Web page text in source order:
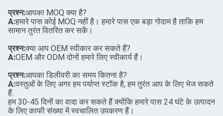
प्रश्न:आपका MOQ क्या है?
A:हमारे पास कोई MOQ नहीं है। हमारे पास एक बड़ा गोदाम है ताकि हम
सामान तुरंत वितरित कर सकें।
प्रश्न:क्या आप OEM स्वीकार कर सकते हैं?
A:OEM और ODM दोनों हमारे लिए स्वीकार्य हैं।
प्रश्न:आपका डिलीवरी का समय कितना है?
A:वस्तुओं के लिए अगर हम पर्याप्त स्टॉक है, हम तुरंत आप के लिए भेज सकते
हैं.
हम 30-45 दिनों का वादा कर सकते हैं क्योंकि हमारे पास 24 घंटे के उत्पादन
के लिए काफी संख्या में स्वचालित उपकरण हैं।